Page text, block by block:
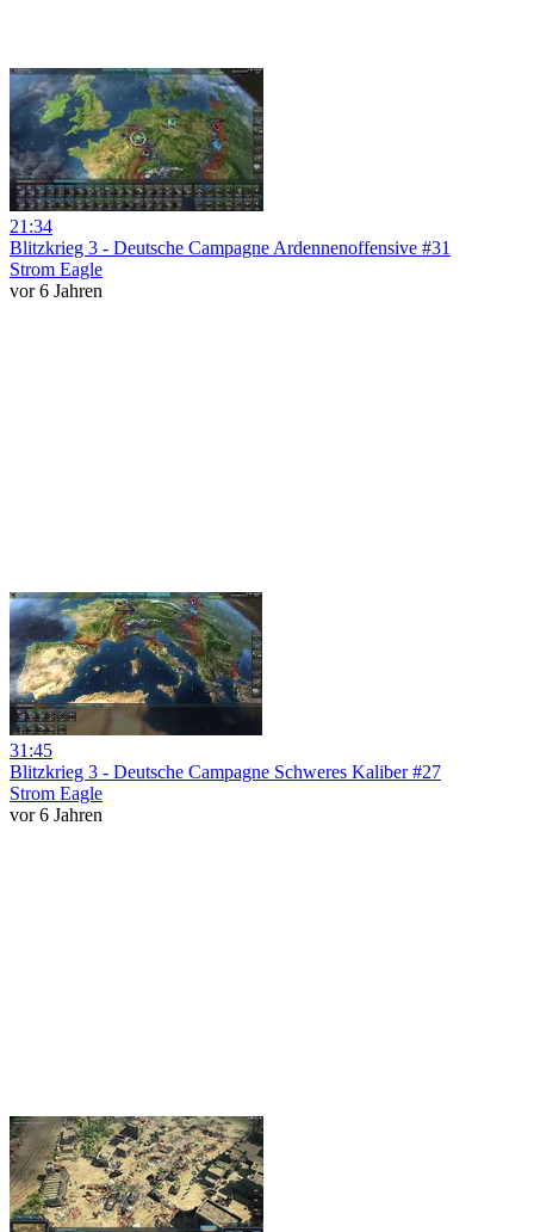
21:34
Blitzkrieg 3 - Deutsche Campagne Ardennenoffensive #31
Strom Eagle
vor 6 Jahren
31:45
Blitzkrieg 3 - Deutsche Campagne Schweres Kaliber #27
Strom Eagle
vor 6 Jahren